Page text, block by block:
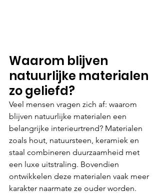
Waarom blijven
natuurlijke materialen
zo geliefd?
Veel mensen vragen zich af: waarom
blijven natuurlijke materialen een
belangrijke interieurtrend? Materialen
zoals hout, natuursteen, keramiek en
staal combineren duurzaamheid met
een luxe uitstraling. Bovendien
ontwikkelen deze materialen vaak meer
karakter naarmate ze ouder worden.